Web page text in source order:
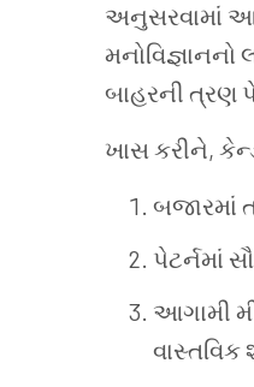
અનુસરવામાં
મનોવિજ્ઞાનનો
બાહરની ત્રણ
ખાસકરીને,
બજારમાં
પેટર્નમાં
આગામી
વાસ્તવિક